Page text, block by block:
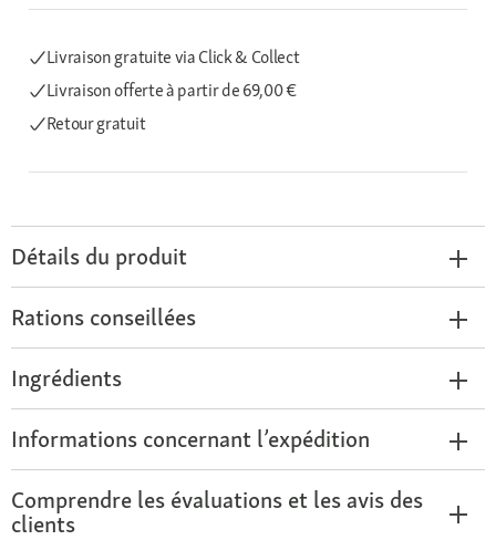
Livraison gratuite via Click & Collect
Livraison offerteà partir de 69,00 €
Retour gratuit
Détails du produit
Rations conseillées
Ingrédients
Informations concernant l’expédition
Comprendre les évaluations et les avis des
clients